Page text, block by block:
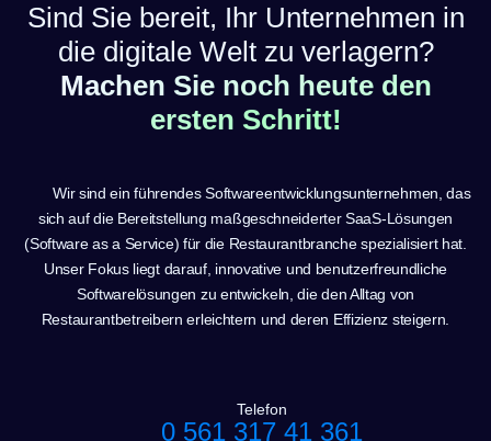
Sind Sie bereit, Ihr Unternehmen in
die digitale Welt zu verlagern?
Machen Sie noch heute den
ersten Schritt!
Wir sind ein führendes Softwareentwicklungsunternehmen, das
sich auf die Bereitstellung maßgeschneiderter SaaS-Lösungen
(Software as a Service) für die Restaurantbranche spezialisiert hat.
Unser Fokus liegt darauf, innovative und benutzerfreundliche
Softwarelösungen zu entwickeln, die den Alltag von
Restaurantbetreibern erleichtern und deren Effizienz steigern.
Telefon
0 561 317 41 361